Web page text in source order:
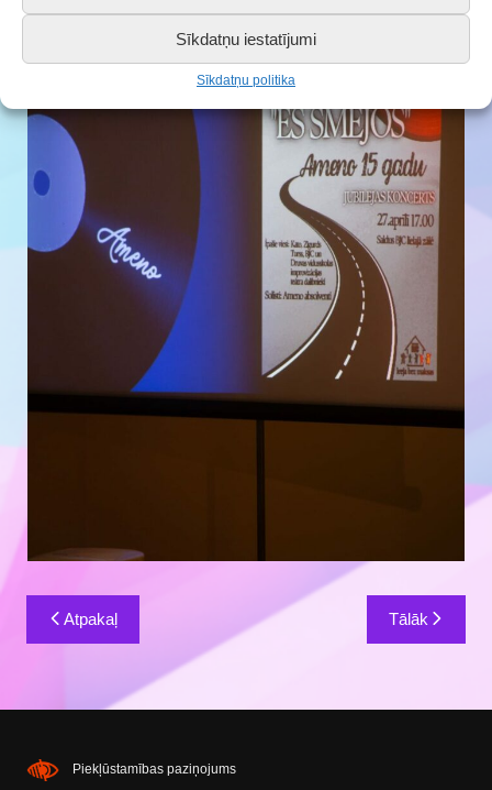
Sīkdatņu iestatījumi
Sīkdatņu politika
Ziņu
izvēlne
Atpakaļ Tālāk
Piekļūstamības paziņojums